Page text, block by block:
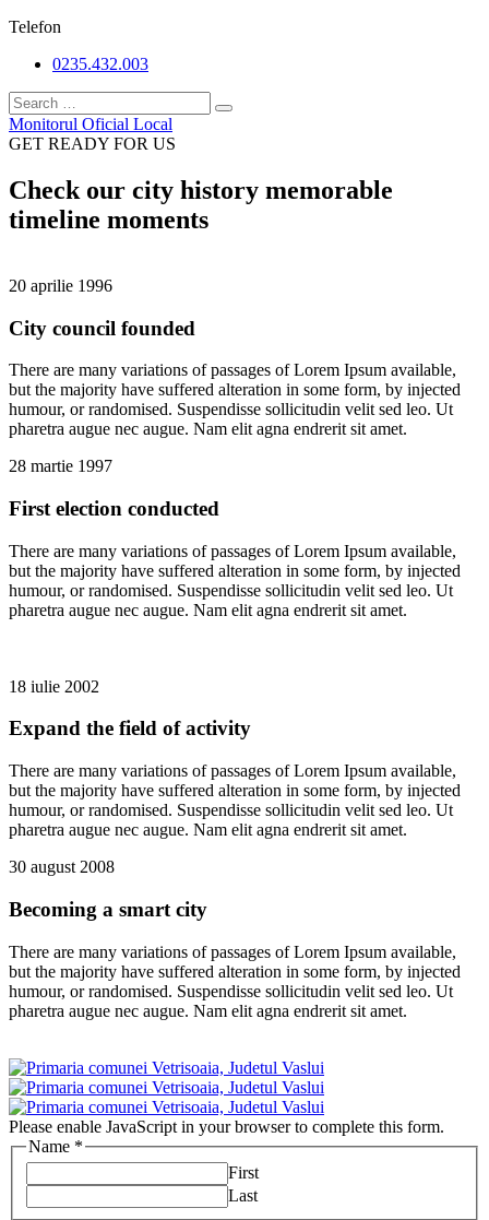
Telefon
0235.432.003
Monitorul Oficial Local
GET READY FOR US
Check our city history memorable
timeline moments
20 aprilie 1996
City council founded
There are many variations of passages of Lorem Ipsum available,
but the majority have suffered alteration in some form, by injected
humour, or randomised. Suspendisse sollicitudin velit sed leo. Ut
pharetra augue nec augue. Nam elit agna endrerit sit amet.
28 martie 1997
First election conducted
There are many variations of passages of Lorem Ipsum available,
but the majority have suffered alteration in some form, by injected
humour, or randomised. Suspendisse sollicitudin velit sed leo. Ut
pharetra augue nec augue. Nam elit agna endrerit sit amet.
18 iulie 2002
Expand the field of activity
There are many variations of passages of Lorem Ipsum available,
but the majority have suffered alteration in some form, by injected
humour, or randomised. Suspendisse sollicitudin velit sed leo. Ut
pharetra augue nec augue. Nam elit agna endrerit sit amet.
30 august 2008
Becoming a smart city
There are many variations of passages of Lorem Ipsum available,
but the majority have suffered alteration in some form, by injected
humour, or randomised. Suspendisse sollicitudin velit sed leo. Ut
pharetra augue nec augue. Nam elit agna endrerit sit amet.
Please enable JavaScript in your browser to complete this form.
Name *
First
Last